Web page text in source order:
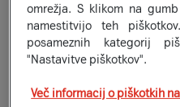
omrežja. S klikom na
namestitvijo teh
posameznih kategorij
"Nastavitve piškotkov".
Več informacij o piškotkih